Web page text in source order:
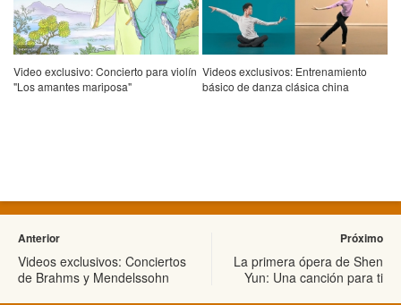
Video exclusivo: Concierto para violín
"Los amantes mariposa"
Videos exclusivos: Entrenamiento
básico de danza clásica china
Anterior
Videos exclusivos: Conciertos
de Brahms y Mendelssohn
Próximo
La primera ópera de Shen
Yun: Una canción para ti